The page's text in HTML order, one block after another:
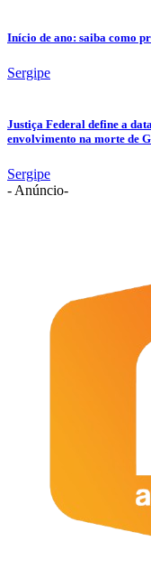
Início de ano: saiba como
Sergipe
Justiça Federal define a
envolvimento na morte de
Sergipe
- Anúncio-